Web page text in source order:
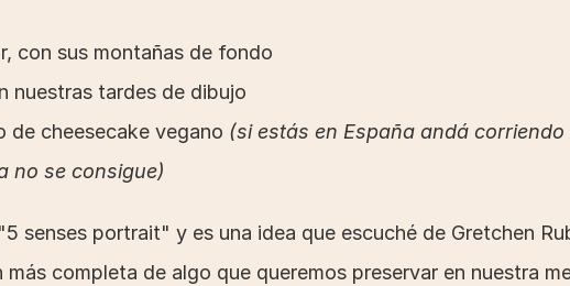
con sus montañas de fondo
nuestras tardes de dibujo
de cheesecake vegano (si estás en España andá
no se consigue)
senses portrait" y es una idea que escuché de Gretchen
completa de algo que queremos preservar en nuestra